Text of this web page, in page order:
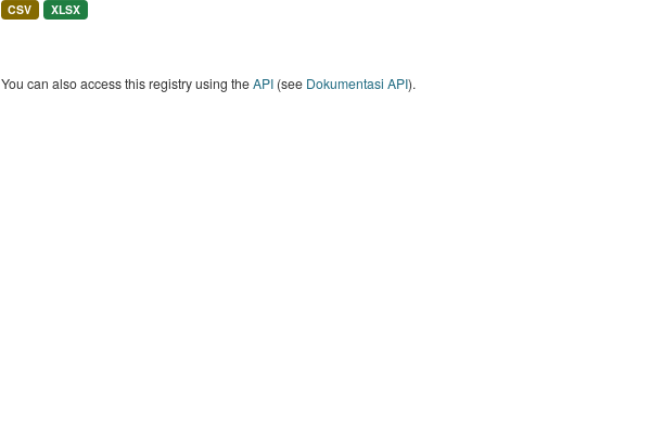
CSV XLSX
You can also access this registry using theAPI(see Dokumentasi API).